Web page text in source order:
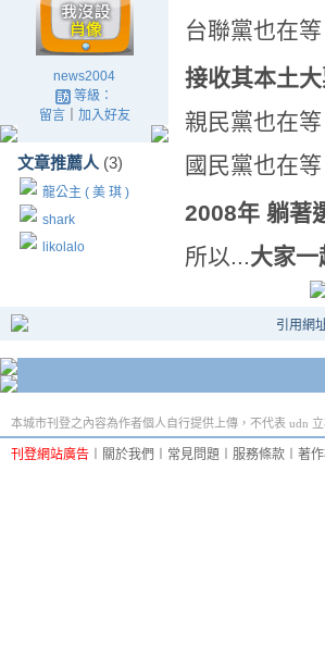
news2004
等級：
留言｜ 加入好友
文章推薦人 (3)
龍公主 ( 美 琪 )
shark
likolalo
台聯黨也在
接收其本土
親民黨也在
國民黨也在
2008年 躺著
所以...大家
引用網
本城市刊登之內容為作者個人自行提供上傳，不代表 udn 立
刊登網站廣告 關於我們 常見問題 服務條款 著